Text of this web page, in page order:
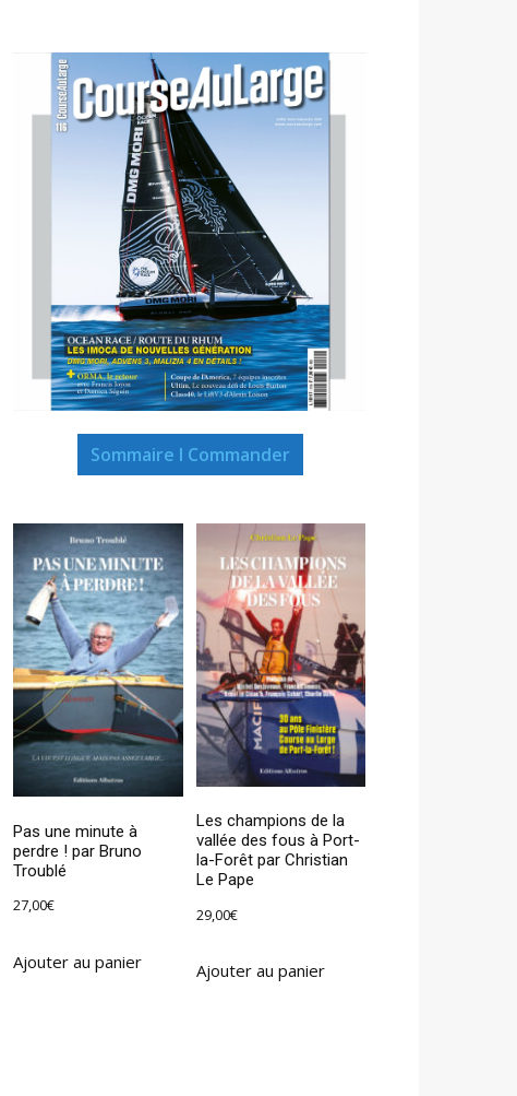
Sommaire I Commander
Pas une minute à
perdre ! par Bruno
Troublé
27,00€
Ajouter au panier
Les champions de la
vallée des fous à Port-
la-Forêt par Christian
Le Pape
29,00€
Ajouter au panier